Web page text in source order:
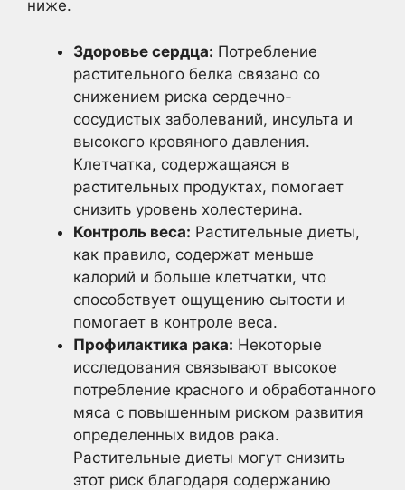
ниже.
Здоровье сердца: Потребление
растительного белка связано со
снижением риска сердечно-
сосудистых заболеваний, инсульта и
высокого кровяного давления.
Клетчатка, содержащаяся в
растительных продуктах, помогает
снизить уровень холестерина.
Контроль веса: Растительные диеты,
как правило, содержат меньше
калорий и больше клетчатки, что
способствует ощущению сытости и
помогает в контроле веса.
Профилактика рака: Некоторые
исследования связывают высокое
потребление красного и обработанного
мяса с повышенным риском развития
определенных видов рака.
Растительные диеты могут снизить
этот риск благодаря содержанию